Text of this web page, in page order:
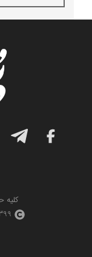
1399 | طراحی